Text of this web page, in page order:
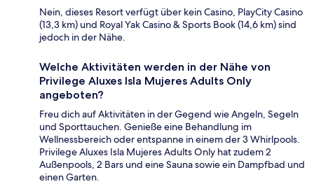
Nein, dieses Resort verfügt über kein Casino, PlayCity Casino
(13,3 km) und Royal Yak Casino & Sports Book (14,6 km) sind
jedoch in der Nähe.
Welche Aktivitäten werden in der Nähe von
Privilege Aluxes Isla Mujeres Adults Only
angeboten?
Freu dich auf Aktivitäten in der Gegend wie Angeln, Segeln
und Sporttauchen. Genieße eine Behandlung im
Wellnessbereich oder entspanne in einem der 3 Whirlpools.
Privilege Aluxes Isla Mujeres Adults Only hat zudem 2
Außenpools, 2 Bars und eine Sauna sowie ein Dampfbad und
einen Garten.